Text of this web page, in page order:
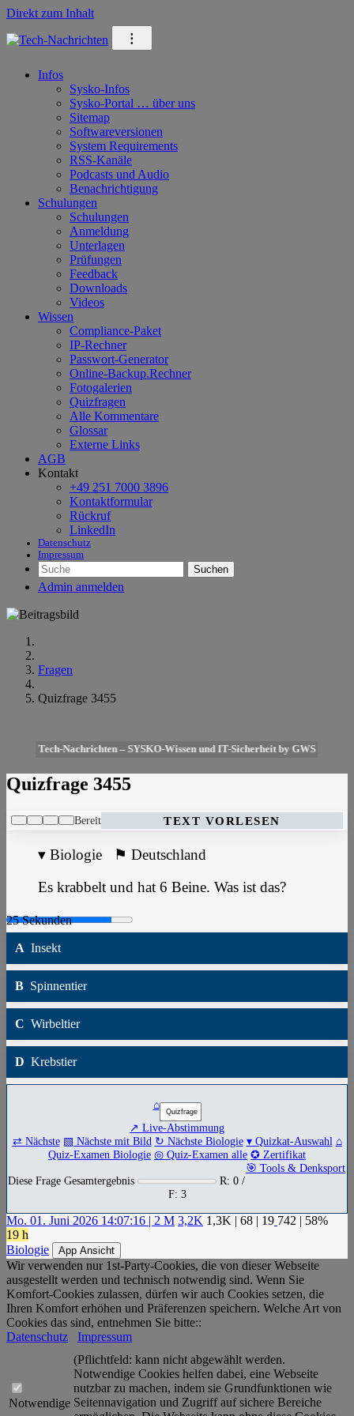
Direkt zum Inhalt
⁝
Infos
Sysko-Infos
Sysko-Portal … über uns
Sitemap
Softwareversionen
System Requirements
RSS-Kanäle
Podcasts und Audio
Benachrichtigung
Schulungen
Schulungen
Anmeldung
Unterlagen
Prüfungen
Feedback
Downloads
Videos
Wissen
Compliance-Paket
IP-Rechner
Passwort-Generator
Online-Backup.Rechner
Fotogalerien
Quizfragen
Alle Kommentare
Glossar
Externe Links
AGB
Kontakt
+49 251 7000 3896
Kontaktformular
Rückruf
LinkedIn
Datenschutz
Impressum
Suchen
Admin anmelden
Fragen
Quizfrage 3455
Tech-Nachrichten – SYSKO-Wissen und IT-Sicherheit by GWS
Quizfrage 3455
Bereit TEXT VORLESEN
▾ Biologie ⚑ Deutschland
Es krabbelt und hat 6 Beine. Was ist das?
A Insekt
B Spinnentier
C Wirbeltier
D Krebstier
⌂
↗ Live-Abstimmung
⇄ Nächste ▧ Nächste mit Bild ↻ Nächste Biologie ▾ Quizkat-Auswahl ⌂
Quiz-Examen Biologie ◎ Quiz-Examen alle ✪ Zertifikat
🎯 Tools & Denksport
Diese Frage Gesamtergebnis
R: 0 /
F: 3
Mo. 01. Juni 2026 14:07:16 | 2 M 3,2K 1,3K | 68 | 19 742 | 58%
19 h
Biologie
App Ansicht
Wir verwenden nur 1st-Party-Cookies, die von dieser Webseite
ausgestellt werden und technisch notwendig sind. Wenn Sie
Komfort-Cookies zulassen, dürfen wir auch Cookies setzen, die
Ihren Komfort erhöhen und Präferenzen speichern. Welche Art von
Cookies das sind, entnehmen Sie bitte::
Datenschutz
Impressum
Notwendige
(Pflichtfeld: kann nicht abgewählt werden.
Notwendige Cookies helfen dabei, eine Webseite
nutzbar zu machen, indem sie Grundfunktionen wie
Seitennavigation und Zugriff auf sichere Bereiche